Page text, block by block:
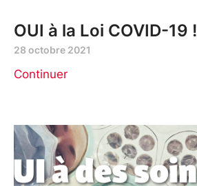
OUI à la Loi COVID-19 !
28 octobre 2021
Continuer